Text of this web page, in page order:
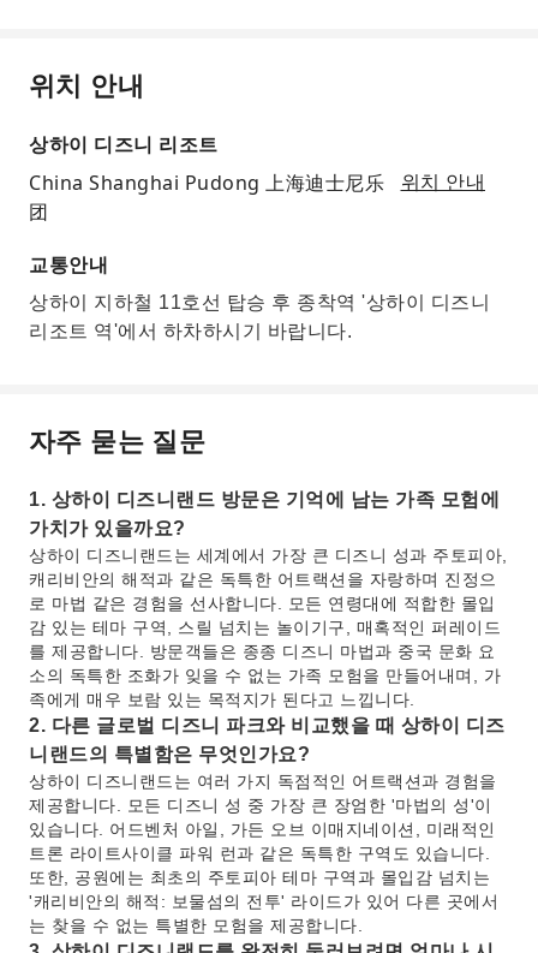
위치 안내
상하이 디즈니 리조트
China Shanghai Pudong 上海迪士尼乐
团
위치 안내
교통안내
상하이 지하철 11호선 탑승 후 종착역 '상하이 디즈니
리조트 역'에서 하차하시기 바랍니다.
자주 묻는 질문
1. 상하이 디즈니랜드 방문은 기억에 남는 가족 모험에
가치가 있을까요?
상하이 디즈니랜드는 세계에서 가장 큰 디즈니 성과 주토피아,
캐리비안의 해적과 같은 독특한 어트랙션을 자랑하며 진정으
로 마법 같은 경험을 선사합니다. 모든 연령대에 적합한 몰입
감 있는 테마 구역, 스릴 넘치는 놀이기구, 매혹적인 퍼레이드
를 제공합니다. 방문객들은 종종 디즈니 마법과 중국 문화 요
소의 독특한 조화가 잊을 수 없는 가족 모험을 만들어내며, 가
족에게 매우 보람 있는 목적지가 된다고 느낍니다.
2. 다른 글로벌 디즈니 파크와 비교했을 때 상하이 디즈
니랜드의 특별함은 무엇인가요?
상하이 디즈니랜드는 여러 가지 독점적인 어트랙션과 경험을
제공합니다. 모든 디즈니 성 중 가장 큰 장엄한 '마법의 성'이
있습니다. 어드벤처 아일, 가든 오브 이매지네이션, 미래적인
트론 라이트사이클 파워 런과 같은 독특한 구역도 있습니다.
또한, 공원에는 최초의 주토피아 테마 구역과 몰입감 넘치는
'캐리비안의 해적: 보물섬의 전투' 라이드가 있어 다른 곳에서
는 찾을 수 없는 특별한 모험을 제공합니다.